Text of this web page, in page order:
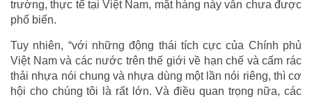
trường, thực tế tại Việt Nam, mặt hàng này vẫn chưa được
phổ biến.
Tuy nhiên, “với những động thái tích cực của Chính phủ
Việt Nam và các nước trên thế giới về hạn chế và cấm rác
thải nhựa nói chung và nhựa dùng một lần nói riêng, thì cơ
hội cho chúng tôi là rất lớn. Và điều quan trọng nữa, các